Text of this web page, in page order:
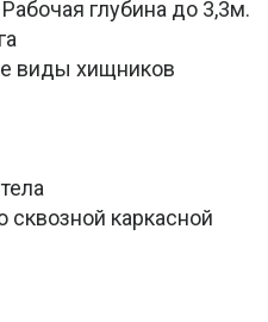
глубина до 3,3м.
виды хищников
сквозной каркасной